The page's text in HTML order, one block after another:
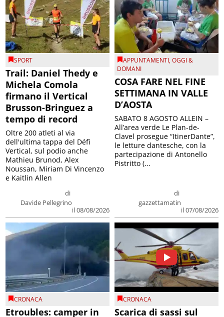
SPORT
Trail: Daniel Thedy e
Michela Comola
firmano il Vertical
Brusson-Bringuez a
tempo di record
di
Davide Pellegrino
il 08/08/2026
Oltre 200 atleti al via
dell'ultima tappa del Défì
Vertical, sul podio anche
Mathieu Brunod, Alex
Noussan, Miriam Di Vincenzo
e Kaitlin Allen
APPUNTAMENTI,OGGI &
DOMANI
COSA FARE NEL FINE
SETTIMANA IN VALLE
D’AOSTA
di
gazzettamatin
il 07/08/2026
SABATO 8 AGOSTO ALLEIN –
All’area verde Le Plan-de-
Clavel prosegue “ItinerDante”,
le letture dantesche, con la
partecipazione di Antonello
Pistritto (...
CRONACA
Etroubles: camper in
CRONACA
Scarica di sassi sul